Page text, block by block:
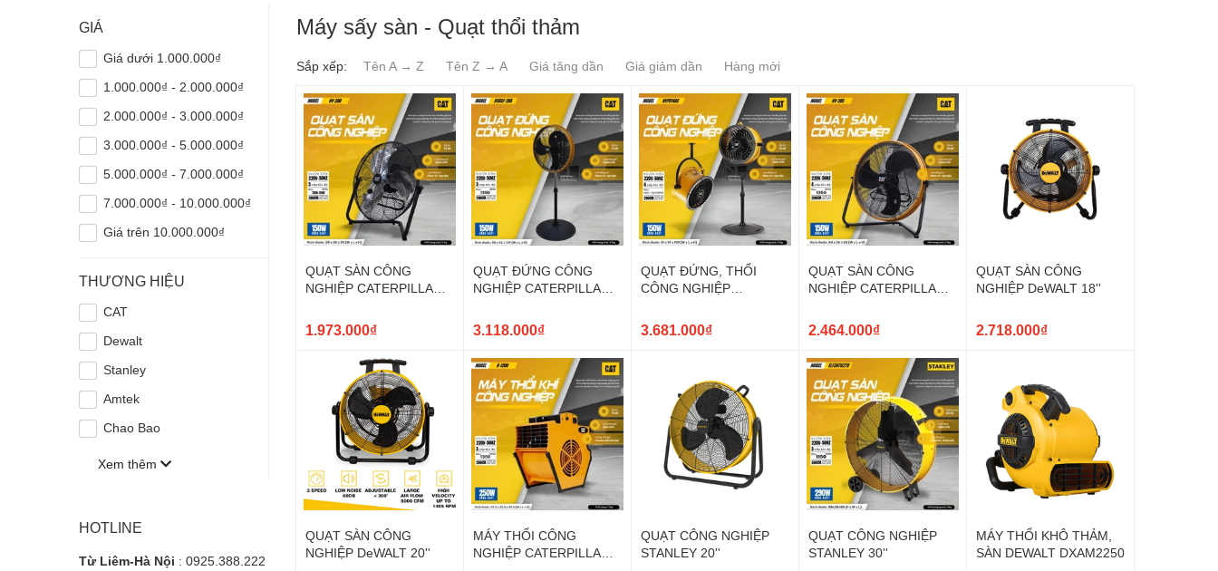
GIÁ
Giá dưới 1.000.000₫
1.000.000₫ - 2.000.000₫
2.000.000₫ - 3.000.000₫
3.000.000₫ - 5.000.000₫
5.000.000₫ - 7.000.000₫
7.000.000₫ - 10.000.000₫
Giá trên 10.000.000₫
THƯƠNG HIỆU
CAT
Dewalt
Stanley
Amtek
Chao Bao
Xem thêm
HOTLINE
Từ Liêm-Hà Nội : 0925.388.222
Máy sấy sàn - Quạt thổi thảm
Sắp xếp: Tên A → Z Tên Z → A Giá tăng dần Giá giảm dần Hàng mới
QUẠT SÀN CÔNG
NGHIỆP CATERPILLAR
1.973.000₫
QUẠT ĐỨNG CÔNG
NGHIỆP CATERPILLAR
3.118.000₫
QUẠT ĐỨNG, THỔI
CÔNG NGHIỆP
HVPD14AC
3.681.000₫
QUẠT SÀN CÔNG
NGHIỆP CATERPILLAR
2.464.000₫
QUẠT SÀN CÔNG
NGHIỆP DeWALT 18''
2.718.000₫
QUẠT SÀN CÔNG
NGHIỆP DeWALT 20''
MÁY THỔI CÔNG
NGHIỆP CATERPILLAR
QUẠT CÔNG NGHIỆP
STANLEY 20''
QUẠT CÔNG NGHIỆP
STANLEY 30''
MÁY THỔI KHÔ THẢM,
SÀN DEWALT DXAM2250